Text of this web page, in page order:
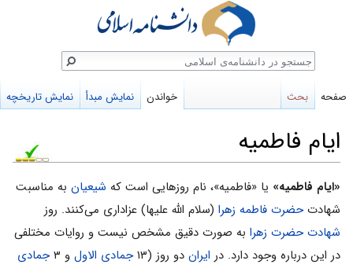
ایام فاطمیه
پرش
به
ناوبری
پرش
به
جستجو
«ایام فاطمیه» یا «فاطمیه»، نام روزهایی است که شیعیان به مناسبت
شهادتحضرت فاطمه زهرا (سلام‌ الله علیها) عزاداری می‌کنند. روز
شهادت حضرت زهرا به صورت دقیق مشخص نیست و روایات مختلفی
در این درباره وجود دارد. در ایران دو روز (۱۳ جمادی الاول و ۳
جمادی
صفحه بحث خواندن نمایش مبدأ نمایش تاریخچه
جستجو